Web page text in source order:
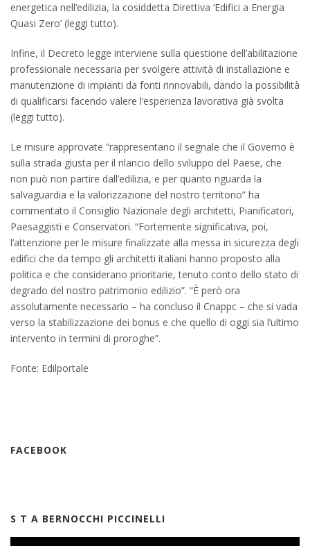
energetica nell’edilizia, la cosiddetta Direttiva ‘Edifici a Energia
Quasi Zero’ (leggi tutto).
Infine, il Decreto legge interviene sulla questione dell’abilitazione
professionale necessaria per svolgere attività di installazione e
manutenzione di impianti da fonti rinnovabili, dando la possibilità
di qualificarsi facendo valere l’esperienza lavorativa già svolta
(leggi tutto).
Le misure approvate “rappresentano il segnale che il Governo è
sulla strada giusta per il rilancio dello sviluppo del Paese, che
non può non partire dall’edilizia, e per quanto riguarda la
salvaguardia e la valorizzazione del nostro territorio” ha
commentato il Consiglio Nazionale degli architetti, Pianificatori,
Paesaggisti e Conservatori. “Fortemente significativa, poi,
l’attenzione per le misure finalizzate alla messa in sicurezza degli
edifici che da tempo gli architetti italiani hanno proposto alla
politica e che considerano prioritarie, tenuto conto dello stato di
degrado del nostro patrimonio edilizio”. “È però ora
assolutamente necessario – ha concluso il Cnappc – che si vada
verso la stabilizzazione dei bonus e che quello di oggi sia l’ultimo
intervento in termini di proroghe”.
Fonte: Edilportale
FACEBOOK
S T A BERNOCCHI PICCINELLI